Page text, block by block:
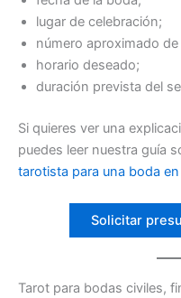
lugar de celebración;
número aproximado
horario deseado;
duración prevista del
Si quieres ver una
puedes leer nuestra guía
tarotista para una boda
Solicitar
Tarot para bodas civiles,